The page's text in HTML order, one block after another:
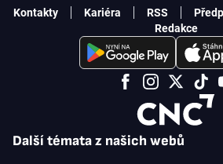
Další témata z našich webů
Kontakty Kariéra RSS
Redakce